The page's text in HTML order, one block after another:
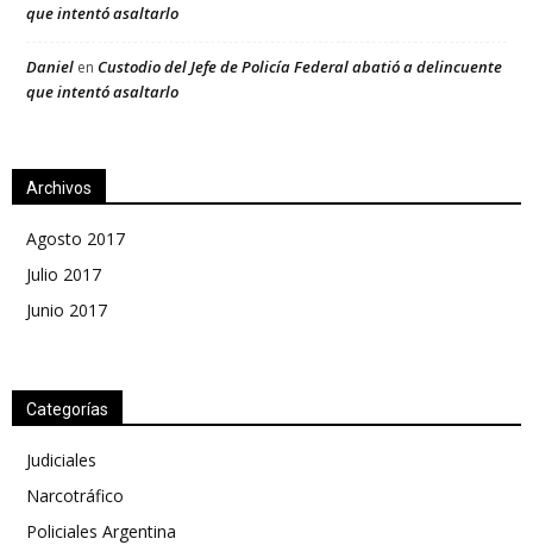
que intentó asaltarlo
Daniel en Custodio del Jefe de Policía Federal abatió a delincuente
que intentó asaltarlo
Archivos
Agosto 2017
Julio 2017
Junio 2017
Categorías
Judiciales
Narcotráfico
Policiales Argentina